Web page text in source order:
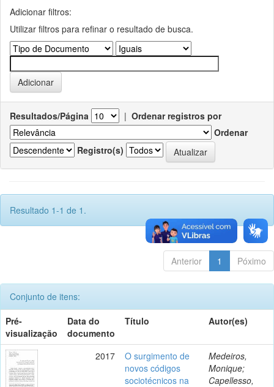
Adicionar filtros:
Utilizar filtros para refinar o resultado de busca.
Resultados/Página | Ordenar registros por
Ordenar
Registro(s)
Resultado 1-1 de 1.
Anterior 1 Póximo
Conjunto de itens:
Pré-
visualização
Data do
documento
Título Autor(es)
2017
O surgimento de
novos códigos
sociotécnicos na
Medeiros,
Monique;
Capellesso,